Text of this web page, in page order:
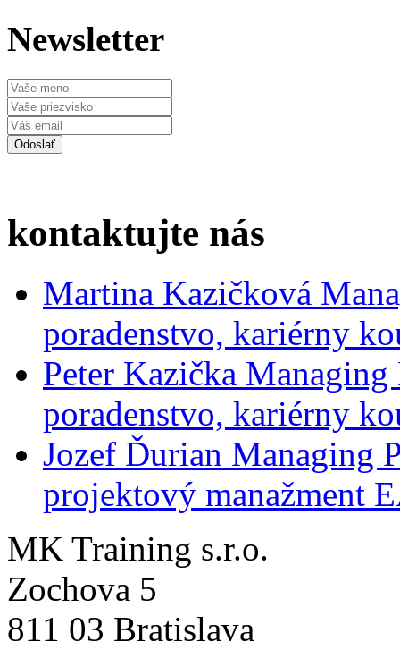
Newsletter
kontaktujte nás
Martina Kazičková
poradenstvo, kariérny
Peter Kazička
poradenstvo, kariérny
Jozef Ďurian Managing
projektový manažment
MK Training s.r.o.
Zochova 5
811 03 Bratislava